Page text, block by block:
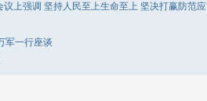
上强调 坚持人民至上生命至上 坚决打赢防范应
军一行座谈